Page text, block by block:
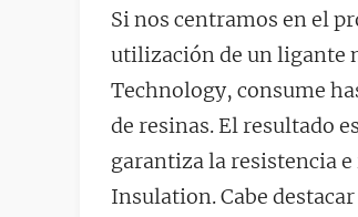
Si nos centramos en el
utilización de un ligante
Technology, consume
de resinas. El resultado
garantiza la resistencia
Insulation. Cabe